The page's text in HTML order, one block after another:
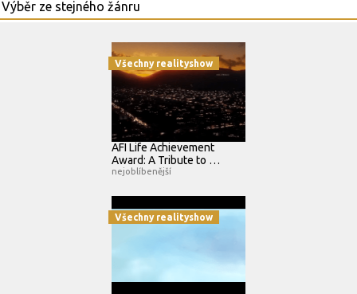
Všechny realityshow
AFI Life Achievement
Award: A Tribute to …
nejoblíbenější
Všechny realityshow